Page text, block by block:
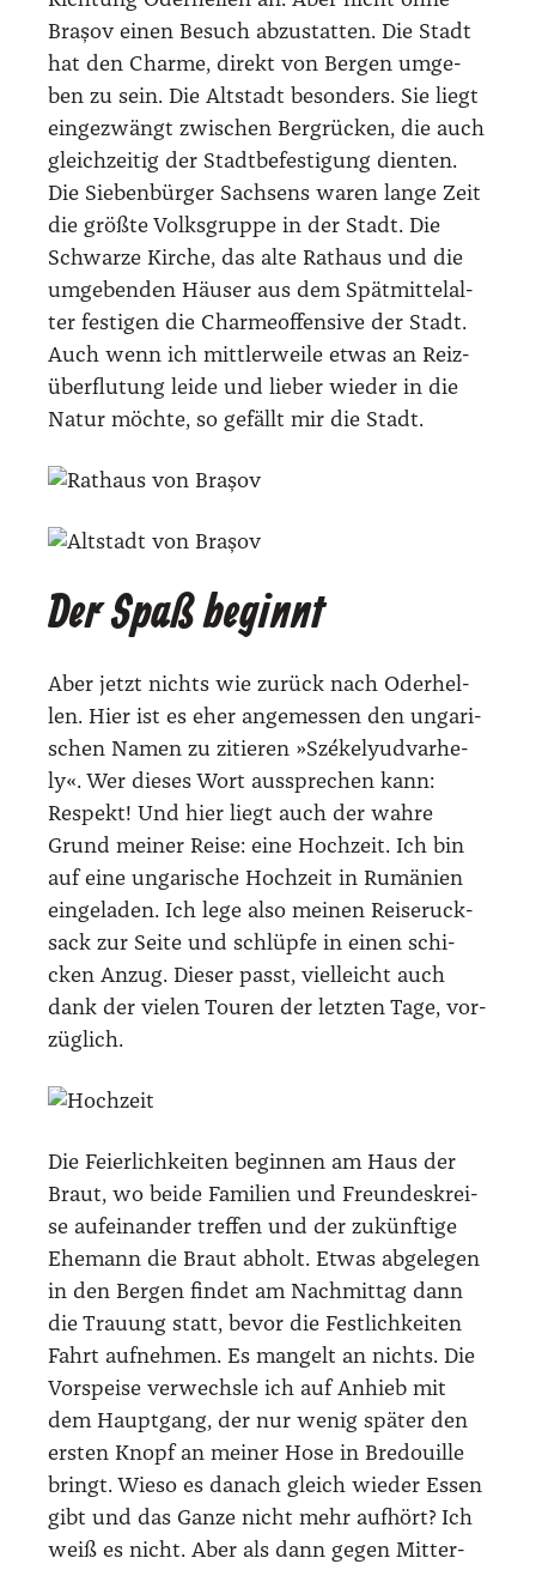
Brașov einen Besuch abzu­stat­ten. Die Stadt
hat den Charme, direkt von Ber­gen umge­
ben zu sein. Die Alt­stadt beson­ders. Sie liegt
ein­ge­zwängt zwi­schen Berg­rü­cken, die auch
gleich­zei­tig der Stadt­be­fes­ti­gung dien­ten.
Die Sie­ben­bür­ger Sach­sens waren lan­ge Zeit
die größ­te Volks­grup­pe in der Stadt. Die
Schwar­ze Kir­che, das alte Rat­haus und die
umge­ben­den Häu­ser aus dem Spät­mit­tel­al­
ter fes­ti­gen die Charme­of­fen­si­ve der Stadt.
Auch wenn ich mitt­ler­wei­le etwas an Reiz­
über­flu­tung lei­de und lie­ber wie­der in die
Natur möch­te, so gefällt mir die Stadt.
Der Spaß beginnt
Aber jetzt nichts wie zurück nach Oder­hel­
len. Hier ist es eher ange­mes­sen den unga­ri­
schen Namen zu zitie­ren »Szé­ke­lyud­var­he­
ly«. Wer die­ses Wort aus­spre­chen kann:
Respekt! Und hier liegt auch der wah­re
Grund mei­ner Rei­se: eine Hoch­zeit. Ich bin
auf eine unga­ri­sche Hoch­zeit in Rumä­ni­en
ein­ge­la­den. Ich lege also mei­nen Rei­se­ruck­
sack zur Sei­te und schlüp­fe in einen schi­
cken Anzug. Die­ser passt, viel­leicht auch
dank der vie­len Tou­ren der letz­ten Tage, vor­
züg­lich.
Die Fei­er­lich­kei­ten begin­nen am Haus der
Braut, wo bei­de Fami­li­en und Freun­des­krei­
se auf­ein­an­der tref­fen und der zukünf­ti­ge
Ehe­mann die Braut abholt. Etwas abge­le­gen
in den Ber­gen fin­det am Nach­mit­tag dann
die Trau­ung statt, bevor die Fest­lich­kei­ten
Fahrt auf­neh­men. Es man­gelt an nichts. Die
Vor­spei­se ver­wechs­le ich auf Anhieb mit
dem Haupt­gang, der nur wenig spä­ter den
ers­ten Knopf an mei­ner Hose in Bre­douil­le
bringt. Wie­so es danach gleich wie­der Essen
gibt und das Gan­ze nicht mehr auf­hört? Ich
weiß es nicht. Aber als dann gegen Mit­ter­